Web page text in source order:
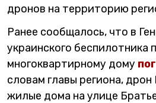
дронов на территорию
Ранее сообщалось, что в
украинского беспилотника
многоквартирному дому
словам главы региона,
жилые дома на улице